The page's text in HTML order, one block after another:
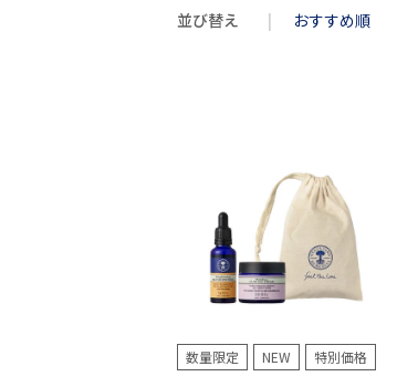
並び替え おすすめ順
数量限定 NEW 特別価格